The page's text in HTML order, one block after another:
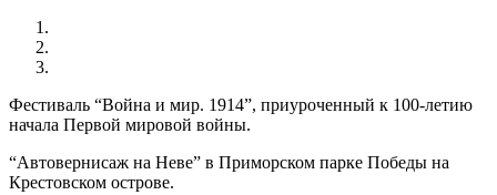
Фестиваль “Война и мир. 1914”, приуроченный к 100-летию
начала Первой мировой войны.
“Автовернисаж на Неве” в Приморском парке Победы на
Крестовском острове.